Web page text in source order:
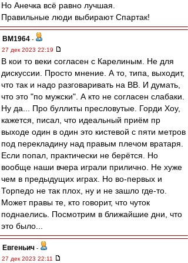
Но Анечка всё равно лучшая.
Правильные люди выбирают Спартак!
BM1964 -
27 дек 2023 22:19
В кои то веки согласен с Карелиным. Не для
дискуссии. Просто мнение. А то, типа, выходит,
что так и надо разговаривать на ВВ. И думать,
что это "по мужски". А кто не согласен слабаки.
Ну да... Про буллиты пресловутые. Горди Хоу,
кажется, писал, что идеальный приём пр
выходе один в один это кистевой с пяти метров
под перекладину над правым плечом вратаря.
Если попал, практически не берётся. Но
вообще наши вчера играли прилично. Не хуже
чем в предыдущих играх. Но во-первых и
Торпедо не так плох, ну и не зашло где-то.
Может правы те, кто говорит, что чуток
поднаелись. Посмотрим в ближайшие дни, что
это было...
Евгеньич -
27 дек 2023 22:11